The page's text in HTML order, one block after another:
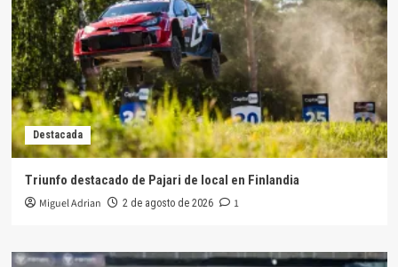
Destacada
Triunfo destacado de Pajari de local en Finlandia
Miguel Adrian 2 de agosto de 2026 1